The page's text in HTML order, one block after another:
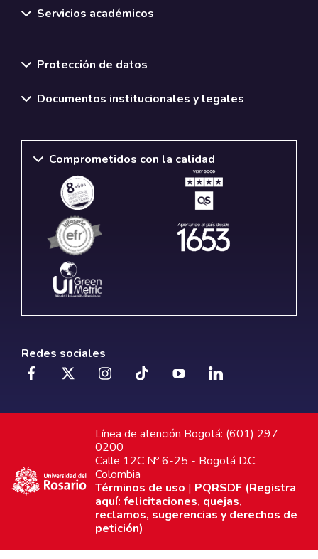
Servicios académicos
Protección de datos
Documentos institucionales y legales
Comprometidos con la calidad
Redes sociales
Línea de atención Bogotá: (601) 297
0200
Calle 12C Nº 6-25 - Bogotá D.C.
Colombia
Términos de uso | PQRSDF (Registra
aquí: felicitaciones, quejas,
reclamos, sugerencias y derechos de
petición)